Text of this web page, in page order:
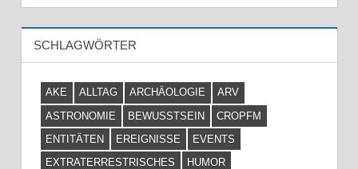
SCHLAGWÖRTER
AKE ALLTAG ARCHÄOLOGIE
ARV
ASTRONOMIE
BEWUSSTSEIN
CROPFM
ENTITÄTEN
EREIGNISSE
EVENTS
EXTRATERRESTRISCHES
HUMOR